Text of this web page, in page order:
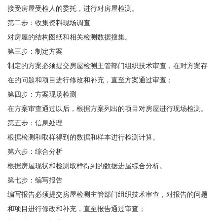
接受房屋受检人的委托，进行对房屋检测。
第二步：收集资料现场调查
对房屋的结构图纸和相关检测数据搜集。
第三步：制定方案
制定的方案必须提交房屋检测主管部门组织技术审查，在对方案存
在的问题和项目进行修改和补充，直至方案通过审查；
第四步：方案现场检测
在方案审查通过以后，根据方案列出的项目对房屋进行现场检测。
第五步：信息处理
根据检测和取样得到的数据和样本进行检测计算。
第六步：综合分析
根据房屋现状和检测取样得到的数据进屋综合分析。
第七步：编写报告
编写报告必须提交房屋检测主管部门组织技术审查，对报告的问题
和项目进行修改和补充，直至报告通过审查；